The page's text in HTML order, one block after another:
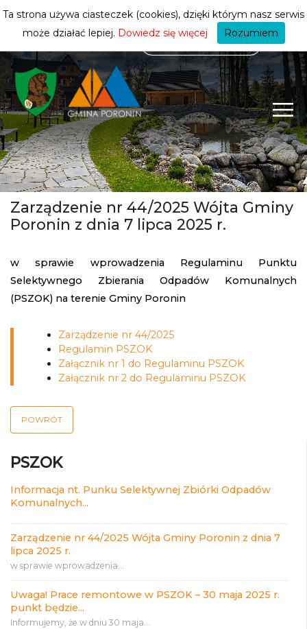
mieszkańca
PSZOK
Informacja nt. Punku Selektywnej Zbiórki Odpadów
Komunalnych...
Zarządzenie nr 44/2025 Wójta Gminy Poronin z dnia 7
lipca 2025 r.
w sprawie wprowadzenia...
Uwaga! Prace remontowe w PSZOK – 30 maja 2025 r.
punkt będzie...
Informujemy, że w dniu 30 maja...
Zarządzenie nr 44/2025 Wójta Gminy
Poronin z dnia 7 lipca 2025 r.
w sprawie wprowadzenia Regulaminu Punktu
Selektywnego Zbierania Odpadów Komunalnych
(PSZOK) na terenie Gminy Poronin
Zarządzenie nr 44/2025
Regulamin PSZOK
Załącznik nr 1 do Regulaminu PSZOK
Załącznik nr 2 do Regulaminu PSZOK
POWRÓT
Ta strona używa ciasteczek (cookies), dzięki którym nasz serwis
może działać lepiej. Dowiedz się więcej Rozumiem